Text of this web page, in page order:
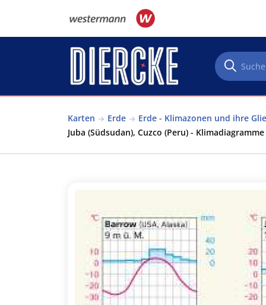
Karten Erde
Erde - Klimazonen und ihre
Juba (Südsudan), Cuzco (Peru) -